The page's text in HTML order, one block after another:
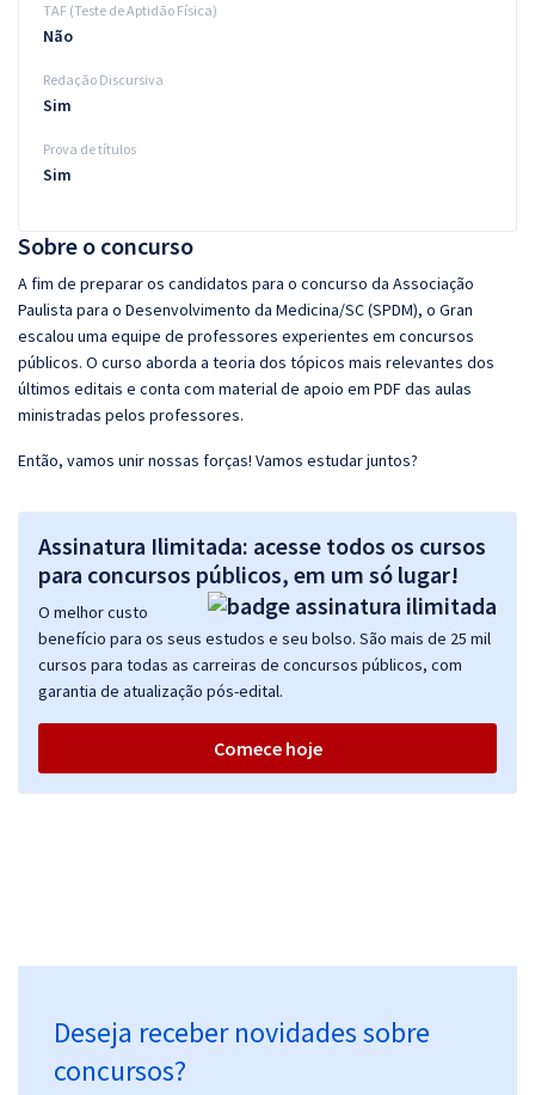
Sobre o concurso
A fim de preparar os candidatos para o concurso da Associação
Paulista para o Desenvolvimento da Medicina/SC (SPDM), o Gran
escalou uma equipe de professores experientes em concursos
públicos. O curso aborda a teoria dos tópicos mais relevantes dos
últimos editais e conta com material de apoio em PDF das aulas
ministradas pelos professores.
Então, vamos unir nossas forças! Vamos estudar juntos?
Assinatura Ilimitada: acesse todos os cursos
para concursos públicos, em um só lugar!
O melhor custo
benefício para os seus estudos e seu bolso. São mais de 25 mil
cursos para todas as carreiras de concursos públicos, com
garantia de atualização pós-edital.
Comece hoje
Deseja receber novidades sobre
concursos?
TAF (Teste de Aptidão Física)
Não
Redação Discursiva
Sim
Prova de títulos
Sim